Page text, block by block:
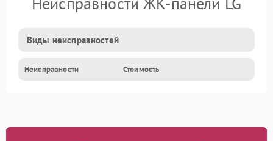
Виды неисправностей
Неисправности Стоимость